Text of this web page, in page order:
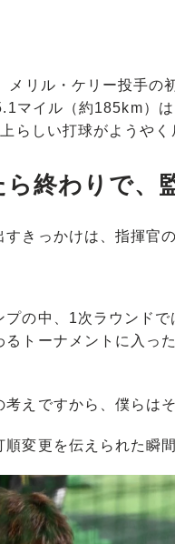
リル・ケリー投手の
マイル（約185km）
らしい打球がようやく
ら終わりで、
きっかけは、指揮官
の中、1次ラウンド
トーナメントに入っ
考えですから、僕らは
変更を伝えられた瞬間